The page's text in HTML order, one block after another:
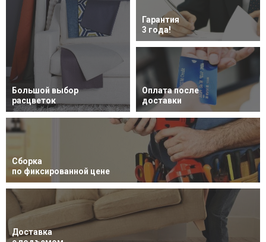
Большой выбор
расцветок
Гарантия
3 года!
Оплата после
доставки
Сборка
по фиксированной цене
Доставка